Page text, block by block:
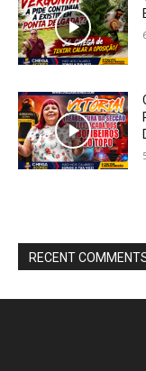
RECENT